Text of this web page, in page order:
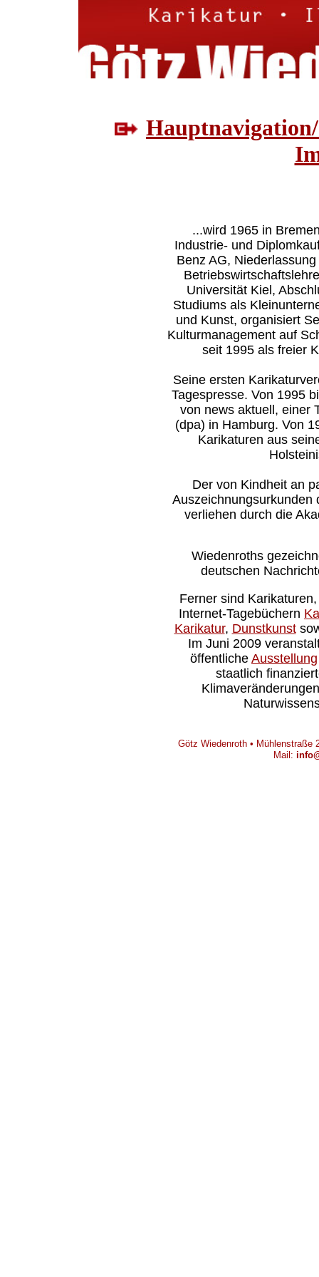
...wird 1965 in
Industrie- und
Benz AG,
Universität Kiel,
Studiums als
und Kunst, organisiert
Kulturmanagement auf
seit 1995 als freier
Seine ersten
Tagespresse. Von 1995
von news aktuell, einer
(dpa) in Hamburg. Von
Karikaturen aus
Der von Kindheit an
Auszeichnungsurkunden
verliehen durch die
Wiedenroths
deutschen
Ferner sind
Internet-Tagebüchern
Karikatur, Dunstkunst
Im Juni 2009
öffentliche Ausstellung
staatlich
Götz Wiedenroth • Mühlenstraße
Mail: